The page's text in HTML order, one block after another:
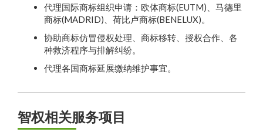
代理国际商标组织申请：欧体商标(EUTM)、马德里
商标(MADRID)、荷比卢商标(BENELUX)。
协助商标仿冒侵权处理、商标移转、授权合作、各
种救济程序与排解纠纷。
代理各国商标延展缴纳维护事宜。
智权相关服务项目